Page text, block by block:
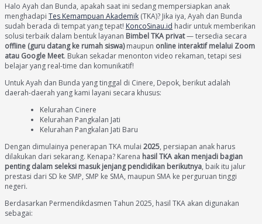
Halo Ayah dan Bunda, apakah saat ini sedang mempersiapkan anak
menghadapi Tes Kemampuan Akademik (TKA)? Jika iya, Ayah dan Bunda
sudah berada di tempat yang tepat! KoncoSinau.id hadir untuk memberikan
solusi terbaik dalam bentuk layanan Bimbel TKA privat— tersedia secara
offline (guru datang ke rumah siswa)maupun online interaktif melalui Zoom
atau Google Meet. Bukan sekadar menonton video rekaman, tetapi sesi
belajar yang real-time dan komunikatif!
Untuk Ayah dan Bunda yang tinggal di Cinere, Depok, berikut adalah
daerah-daerah yang kami layani secara khusus:
Kelurahan Cinere
Kelurahan Pangkalan Jati
Kelurahan Pangkalan Jati Baru
Dengan dimulainya penerapan TKA mulai 2025, persiapan anak harus
dilakukan dari sekarang. Kenapa? Karena hasil TKA akan menjadi bagian
penting dalam seleksi masuk jenjang pendidikan berikutnya, baik itu jalur
prestasi dari SD ke SMP, SMP ke SMA, maupun SMA ke perguruan tinggi
negeri.
Berdasarkan Permendikdasmen Tahun 2025, hasil TKA akan digunakan
sebagai: